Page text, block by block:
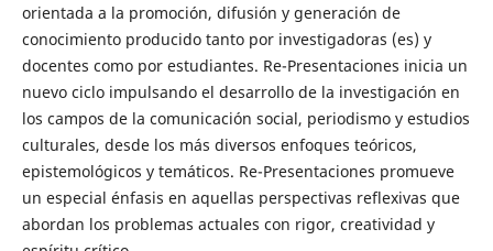
orientada a la promoción, difusión y generación de
conocimiento producido tanto por investigadoras (es) y
docentes como por estudiantes. Re-Presentaciones inicia un
nuevo ciclo impulsando el desarrollo de la investigación en
los campos de la comunicación social, periodismo y estudios
culturales, desde los más diversos enfoques teóricos,
epistemológicos y temáticos. Re-Presentaciones promueve
un especial énfasis en aquellas perspectivas reflexivas que
abordan los problemas actuales con rigor, creatividad y